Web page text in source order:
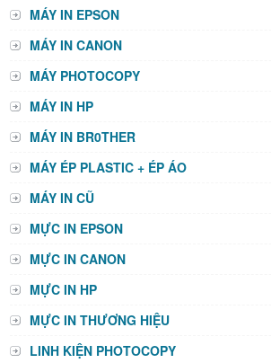
MÁY IN EPSON
MÁY IN CANON
MÁY PHOTOCOPY
MÁY IN HP
MÁY IN BR0THER
MÁY ÉP PLASTIC + ÉP ÁO
MÁY IN CŨ
MỰC IN EPSON
MỰC IN CANON
MỰC IN HP
MỰC IN THƯƠNG HIỆU
LINH KIỆN PHOTOCOPY